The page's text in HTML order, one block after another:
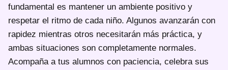
fundamental es mantener un ambiente positivo y
respetar el ritmo de cada niño. Algunos avanzarán con
rapidez mientras otros necesitarán más práctica, y
ambas situaciones son completamente normales.
Acompaña a tus alumnos con paciencia, celebra sus